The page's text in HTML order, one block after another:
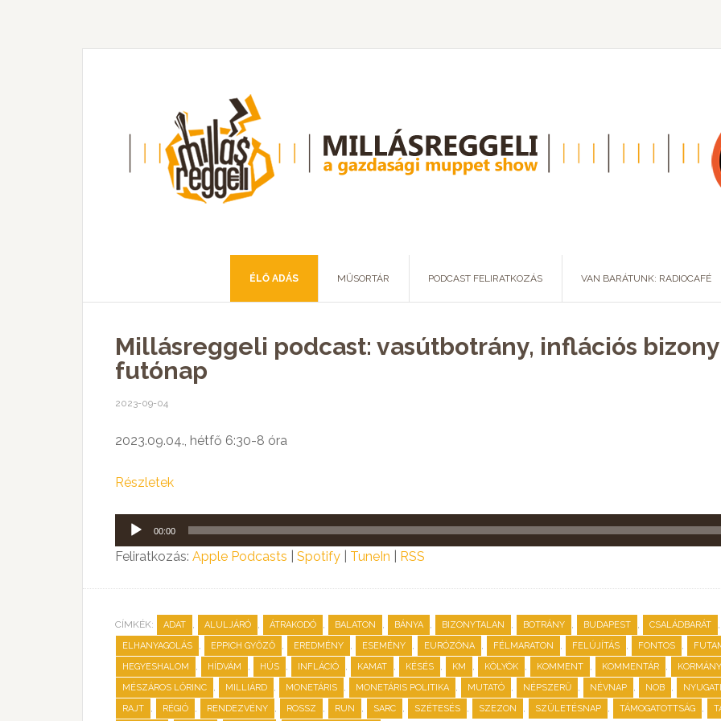
ÉLŐ ADÁS MŰSORTÁR PODCAST FELIRATKOZÁS VAN BARÁTUNK: RADIOCAFÉ
Millásreggeli podcast: vasútbotrány, inflációs
futónap
2023-09-04
2023.09.04., hétfő 6:30-8 óra
Részletek
Audió
lejátszó
00:00
Feliratkozás: Apple Podcasts Spotify TuneIn RSS
CÍMKÉK: ADAT , ALULJÁRÓ , ÁTRAKODÓ , BALATON , BÁNYA , BIZONYTALAN , BOTRÁNY , BUDAPEST , CSALÁDBARÁT ,
ELHANYAGOLÁS , EPPICH GYŐZŐ , EREDMÉNY , ESEMÉNY , EURÓZÓNA , FÉLMARATON , FELÚJÍTÁS , FONTOS ,
HEGYESHALOM , HÍDVÁM , HÚS , INFLÁCIÓ , KAMAT , KÉSÉS , KM , KÖLYÖK , KOMMENT , KOMMENTÁR , KORMÁNY
MÉSZÁROS LŐRINC , MILLIÁRD , MONETÁRIS , MONETÁRIS POLITIKA , MUTATÓ , NÉPSZERŰ , NÉVNAP , NOB ,
RAJT , RÉGIÓ , RENDEZVÉNY , ROSSZ , RUN , SARC , SZÉTESÉS , SZEZON , SZÜLETÉSNAP , TÁMOGATOTTSÁG ,